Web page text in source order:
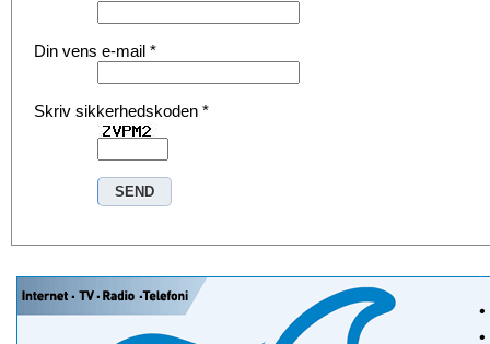
Din vens e-mail *
Skriv sikkerhedskoden *